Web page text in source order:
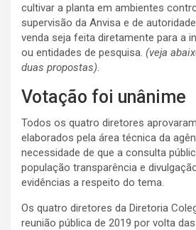
cultivar a planta em ambientes
supervisão da Anvisa e de
venda seja feita diretamente para a
ou entidades de pesquisa. (veja
duas propostas).
Votação foi unânime
Todos os quatro diretores
elaborados pela área técnica da
necessidade de que a consulta
população transparência e
evidências a respeito do tema.
Os quatro diretores da Diretoria
reunião pública de 2019 por volta